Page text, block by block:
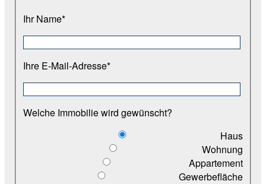
Ihr Name*
Ihre E-Mail-Adresse*
Welche Immobilie wird gewünscht?
Haus
Wohnung
Appartement
Gewerbefläche